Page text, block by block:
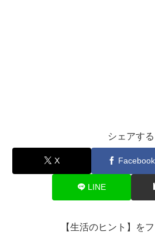
シェアする
X Facebook
LINE
【生活のヒント】を